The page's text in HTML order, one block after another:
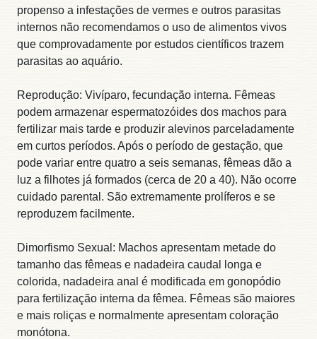
propenso a infestações de vermes e outros parasitas
internos não recomendamos o uso de alimentos vivos
que comprovadamente por estudos científicos trazem
parasitas ao aquário.
Reprodução: Vivíparo, fecundação interna. Fêmeas
podem armazenar espermatozóides dos machos para
fertilizar mais tarde e produzir alevinos parceladamente
em curtos períodos. Após o período de gestação, que
pode variar entre quatro a seis semanas, fêmeas dão a
luz a filhotes já formados (cerca de 20 a 40). Não ocorre
cuidado parental. São extremamente prolíferos e se
reproduzem facilmente.
Dimorfismo Sexual: Machos apresentam metade do
tamanho das fêmeas e nadadeira caudal longa e
colorida, nadadeira anal é modificada em gonopódio
para fertilização interna da fêmea. Fêmeas são maiores
e mais roliças e normalmente apresentam coloração
monótona.